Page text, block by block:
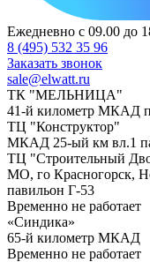
Ежедневно с 09.00 до
8 (495) 532 35 96
Заказать звонок
sale@elwatt.ru
ТК "МЕЛЬНИЦА"
41-й километр МКАД
ТЦ "Конструктор"
МКАД 25-ый км вл.1
ТЦ "Строительный
МО, го Красногорск,
павильон Г-53
Временно не работает
«Синдика»
65-й километр МКАД
Временно не работает